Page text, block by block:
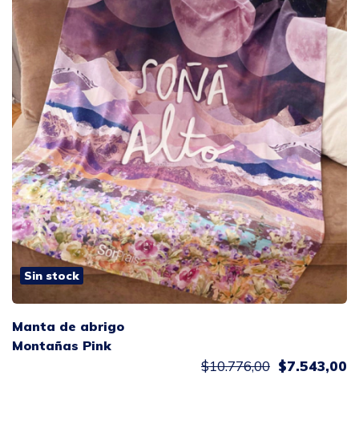
Sin stock
Manta de abrigo
Montañas Pink
$10.776,00 $7.543,00